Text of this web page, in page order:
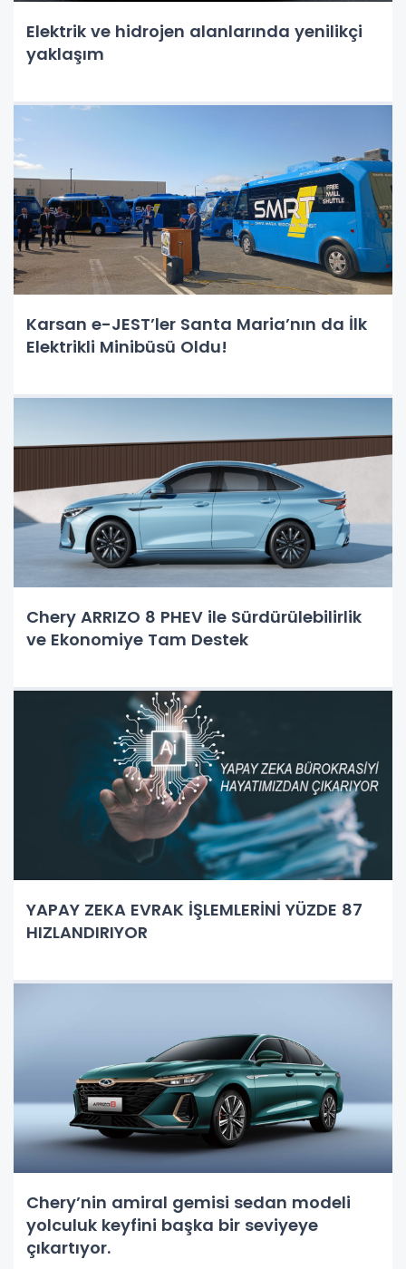
Elektrik ve hidrojen alanlarında yenilikçi
yaklaşım
Karsan e-JEST’ler Santa Maria’nın da İlk
Elektrikli Minibüsü Oldu!
Chery ARRIZO 8 PHEV ile Sürdürülebilirlik
ve Ekonomiye Tam Destek
YAPAY ZEKA EVRAK İŞLEMLERİNİ YÜZDE 87
HIZLANDIRIYOR
Chery’nin amiral gemisi sedan modeli
yolculuk keyfini başka bir seviyeye
çıkartıyor.